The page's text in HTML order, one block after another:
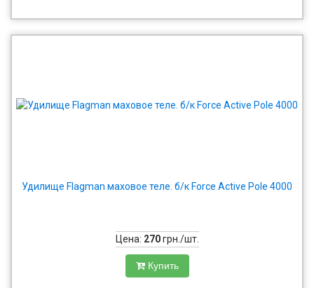
Удилище Flagman маховое теле. б/к Force Active Pole 4000
Цена: 270грн./шт.
Купить